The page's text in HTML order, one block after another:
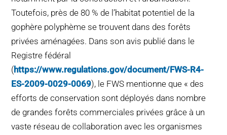
Toutefois, près de 80 % de l’habitat potentiel de la
gophère polyphème se trouvent dans des forêts
privées aménagées. Dans son avis publié dans le
Registre fédéral
(https://www.regulations.gov/document/FWS-R4-
ES-2009-0029-0069), le FWS mentionne que « des
efforts de conservation sont déployés dans nombre
de grandes forêts commerciales privées grâce à un
vaste réseau de collaboration avec les organismes